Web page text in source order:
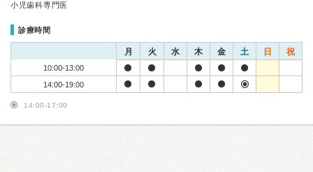
小児歯科専門医
診療時間
月 火 水 木 金 土 日 祝
10:00-13:00
14:00-19:00
14:00-17:00